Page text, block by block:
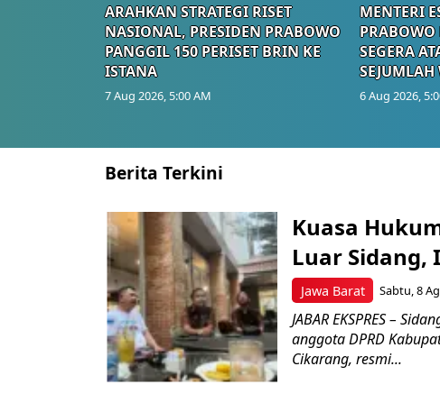
ARAHKAN STRATEGI RISET
NASIONAL, PRESIDEN PRABOWO
PANGGIL 150 PERISET BRIN KE
ISTANA
7 Aug 2026, 5:00 AM
MENTERI
SEGERA
SEJUMLAH
6 Aug 2026,
Berita Terkini
Jawa Barat
Kuasa
Luar Sidang,
Sabtu, 8
JABAR EKSPRES –
anggota DPRD
Cikarang, resmi...